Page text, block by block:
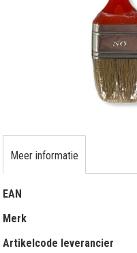
naar
begin
de
afbeeldingen-
Meer informatie
Meer
EAN
Merk
Artikelcode leverancier